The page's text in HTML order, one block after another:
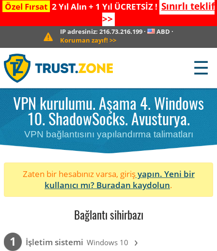
Özel Fırsat 2 Yıl Alın + 1 Yıl ÜCRETSİZ ! Sınırlı teklif
>>
IP adresiniz:216.73.216.199 · ABD ·
Koruman zayıf! >>
☰
VPN kurulumu. Aşama 4. Windows
10. ShadowSocks. Avusturya.
VPN bağlantısını yapılandırma talimatları
Zaten bir hesabınız varsa, girişyapın. Yeni bir
kullanıcı mı? Buradan kaydolun.
Bağlantı sihirbazı
1 İşletim sistemi Windows 10 ›